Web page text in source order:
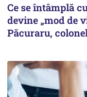
Ce se întâmplă
devine „mod de
Păcuraru,